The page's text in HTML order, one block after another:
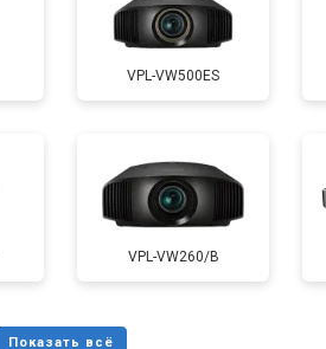
VPL-VW500ES
VPL-VW260/B